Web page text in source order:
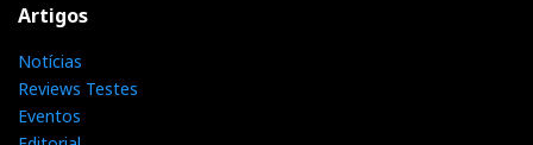
Artigos
Notícias
Reviews Testes
Eventos